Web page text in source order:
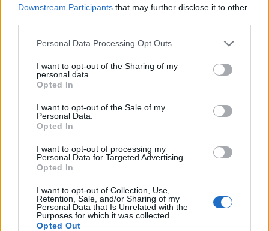
Downstream Participants that may further disclose it to other
Personal Data Processing Opt Outs
I want to opt-out of the Sharing of my
personal data.
Opted In
I want to opt-out of the Sale of my
Personal Data.
Opted In
I want to opt-out of processing my
Personal Data for Targeted Advertising.
Opted In
I want to opt-out of Collection, Use,
Retention, Sale, and/or Sharing of my
Personal Data that Is Unrelated with the
Purposes for which it was collected.
Opted Out
Ezért mind a készpénzkímélő fizetési módszerek
KEDVES OLVASÓNK!
A keresett cikk a portfolio.hu hírarchívumához
regisztrációhoz kötött.
Az előfizetés a következőket tartalmazza:
Portfolio.hu teljes cikkarchívum
Kötéslisták: BÉT elmúlt 2 év napon belüli
Előfizetés